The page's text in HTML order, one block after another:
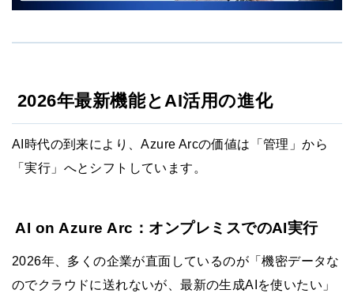
2026年最新機能とAI活用の進化
AI時代の到来により、Azure Arcの価値は「管理」から
「実行」へとシフトしています。
AI on Azure Arc：オンプレミスでのAI実行
2026年、多くの企業が直面しているのが「機密データな
のでクラウドに送れないが、最新の生成AIを使いたい」